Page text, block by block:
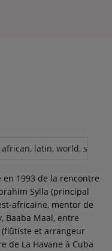
african, latin, world,
1993 de la rencontre
Sylla (principal
africaine, mentor de
Baaba Maal, entre
et arrangeur
de La Havane à Cuba